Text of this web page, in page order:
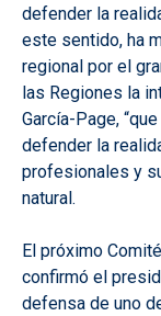
defender la
este sentido, ha
regional por el
las Regiones la
García-Page,
defender la
profesionales y
natural.
El próximo
confirmó el
defensa de uno